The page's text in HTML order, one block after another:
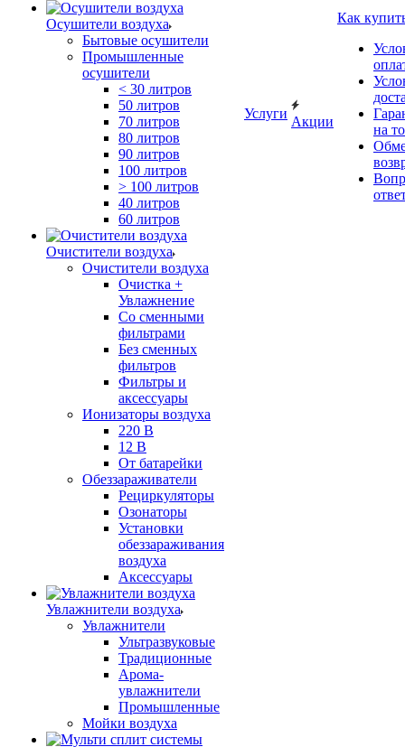
Осушители воздуха
Бытовые осушители
Промышленные
осушители
< 30 литров
50 литров
70 литров
80 литров
90 литров
100 литров
> 100 литров
40 литров
60 литров
Очистители воздуха
Очистители воздуха
Очистка +
Увлажнение
Cо сменными
фильтрами
Без сменных
фильтров
Фильтры и
аксессуары
Ионизаторы воздуха
220 В
12 В
От батарейки
Обеззараживатели
Рециркуляторы
Озонаторы
Установки
обеззараживания
воздуха
Аксессуары
Увлажнители воздуха
Увлажнители
Ультразвуковые
Традиционные
Арома-
увлажнители
Промышленные
Мойки воздуха
Услуги
Акции
Как
на